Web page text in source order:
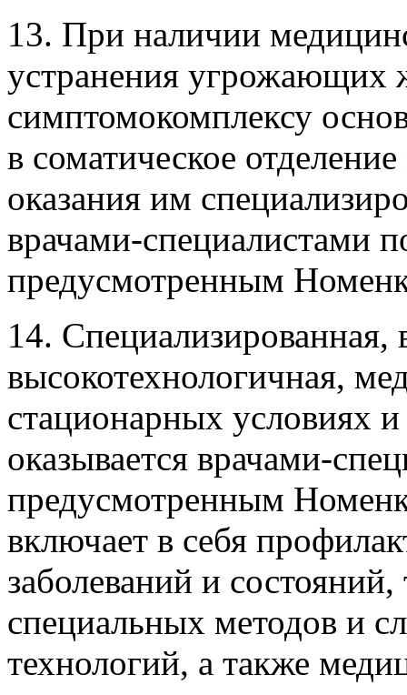
13. При наличии
устранения угрожающих
симптомокомплексу
в соматическое
оказания им
врачами-специалистами
предусмотренным
14. Специализированная,
высокотехнологичная,
стационарных условиях
оказывается врачами-
предусмотренным
включает в себя
заболеваний и
специальных методов и
технологий, а также